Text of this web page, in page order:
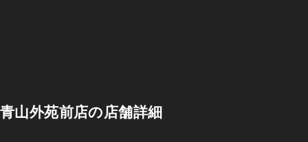
青山外苑前店の店舗詳細